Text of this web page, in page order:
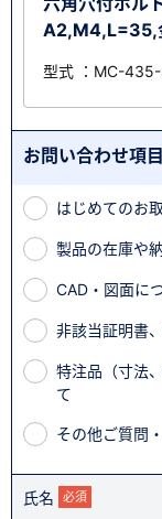
A2,M4,L=35,
型式 ：MC-
お問い合わせ項目
はじめてのお
製品の在庫や
CAD・図面に
非該当証明書
特注品（寸法
て
その他ご質問
氏名 必須